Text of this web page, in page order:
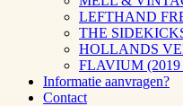
LEFTHAND
THE
HOLLANDS
FLAVIUM (2019
Informatie aanvragen?
Contact